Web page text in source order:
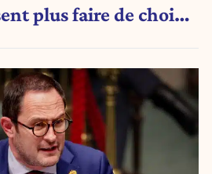
plus faire de choix.